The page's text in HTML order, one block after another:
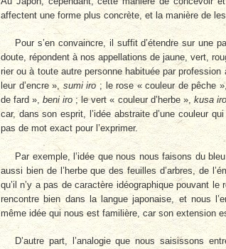
affectent une forme plus concrète, et la manière de
Pour s’en convaincre, il suffit d’étendre sur une
doute, répondent à nos appellations de jaune, vert,
rier ou à toute autre personne habituée par
leur d’encre », sumi iro; le rose « couleur de pêche
de fard »,beni iro ; le vert « couleur d’herbe »,kusa iro
car, dans son esprit, l’idée abstraite d’une couleur
pas de mot exact pour l’exprimer.
Par exemple, l’idée que nous nous faisons du
aussi bien de l’herbe que des feuilles d’arbres, de
qu’il n’y a pas de caractère idéographique pouvant le
rencontre bien dans la langue japonaise, et nous
même idée qui nous est familière, car son extension
D’autre part, l’analogie que nous saisissons